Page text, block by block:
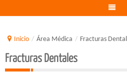
Inicio / Área Médica / Fracturas
Fracturas Dentales